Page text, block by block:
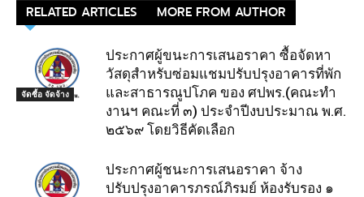
RELATED ARTICLES MORE FROM AUTHOR
จัดซื้อ จัดจ้าง
ประกาศผู้ขนะการเสนอราคา ซื้อจัดหา
วัสดุสำหรับซ่อมแชมปรับปรุงอาคารที่พัก
และสาธารณูปโภค ของ ศปพร.(คณะทำ
งานฯ คณะที่ ๓) ประจำปีงบประมาณ พ.ศ.
๒๕๖๙ โดยวิธีคัดเลือก
ประกาศผู้ชนะการเสนอราคา จ้าง
ปรับปรุงอาคารภรณ์ภิรมย์ ห้องรับรอง ๑